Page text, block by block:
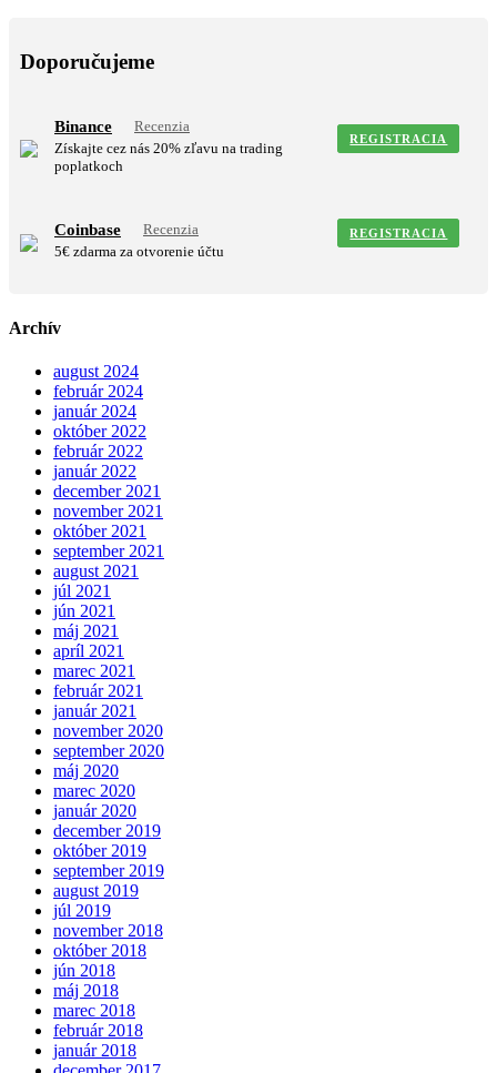
Doporučujeme
Binance
Recenzia
Získajte cez nás 20% zľavu na trading
poplatkoch
REGISTRACIA
Coinbase
Recenzia
5€ zdarma za otvorenie účtu
REGISTRACIA
Archív
august 2024
február 2024
január 2024
október 2022
február 2022
január 2022
december 2021
november 2021
október 2021
september 2021
august 2021
júl 2021
jún 2021
máj 2021
apríl 2021
marec 2021
február 2021
január 2021
november 2020
september 2020
máj 2020
marec 2020
január 2020
december 2019
október 2019
september 2019
august 2019
júl 2019
november 2018
október 2018
jún 2018
máj 2018
marec 2018
február 2018
január 2018